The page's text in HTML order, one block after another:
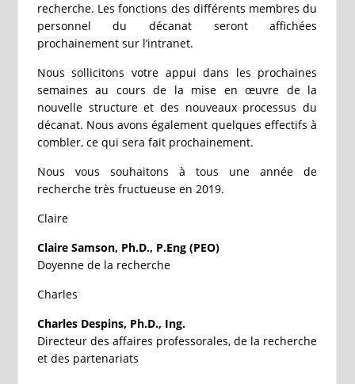
recherche. Les fonctions des différents membres du
personnel du décanat seront affichées
prochainement sur l’intranet.
Nous sollicitons votre appui dans les prochaines
semaines au cours de la mise en œuvre de la
nouvelle structure et des nouveaux processus du
décanat. Nous avons également quelques effectifs à
combler, ce qui sera fait prochainement.
Nous vous souhaitons à tous une année de
recherche très fructueuse en 2019.
Claire
Claire Samson, Ph.D., P.Eng (PEO)
Doyenne de la recherche
Charles
Charles Despins, Ph.D., Ing.
Directeur des affaires professorales, de la recherche
et des partenariats